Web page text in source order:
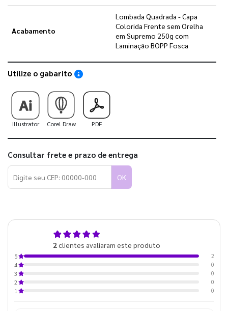
Acabamento
Lombada Quadrada - Capa
Colorida Frente sem Orelha
em Supremo 250g com
Laminação BOPP Fosca
Utilize o gabarito Saiba como utilizar os nossos gabaritos
Illustrator Corel Draw PDF
Consultar frete e prazo de entrega
OK
2clientes avaliaram este produto
5
2
4
0
3
0
2
0
1
0